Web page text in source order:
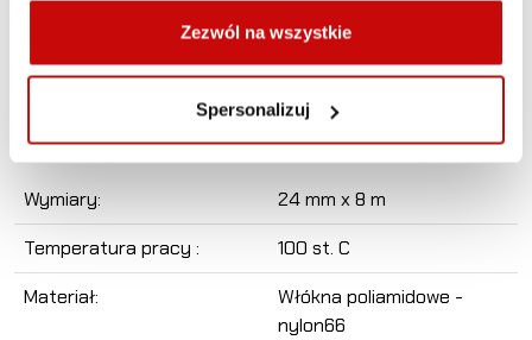
Zezwól na wszystkie
Spersonalizuj
Pod maksymalnym obciążeniem lina rozciąga się do nawet
30%, niwelując drgania zwykle występujące podczas
wyciągania pojazdów oraz redukując oddziaływanie na
pojazd i jego pasażerów.
Wymiary:
24 mm x 8 m
Temperatura pracy :
100 st. C
Materiał:
Włókna poliamidowe -
nylon66